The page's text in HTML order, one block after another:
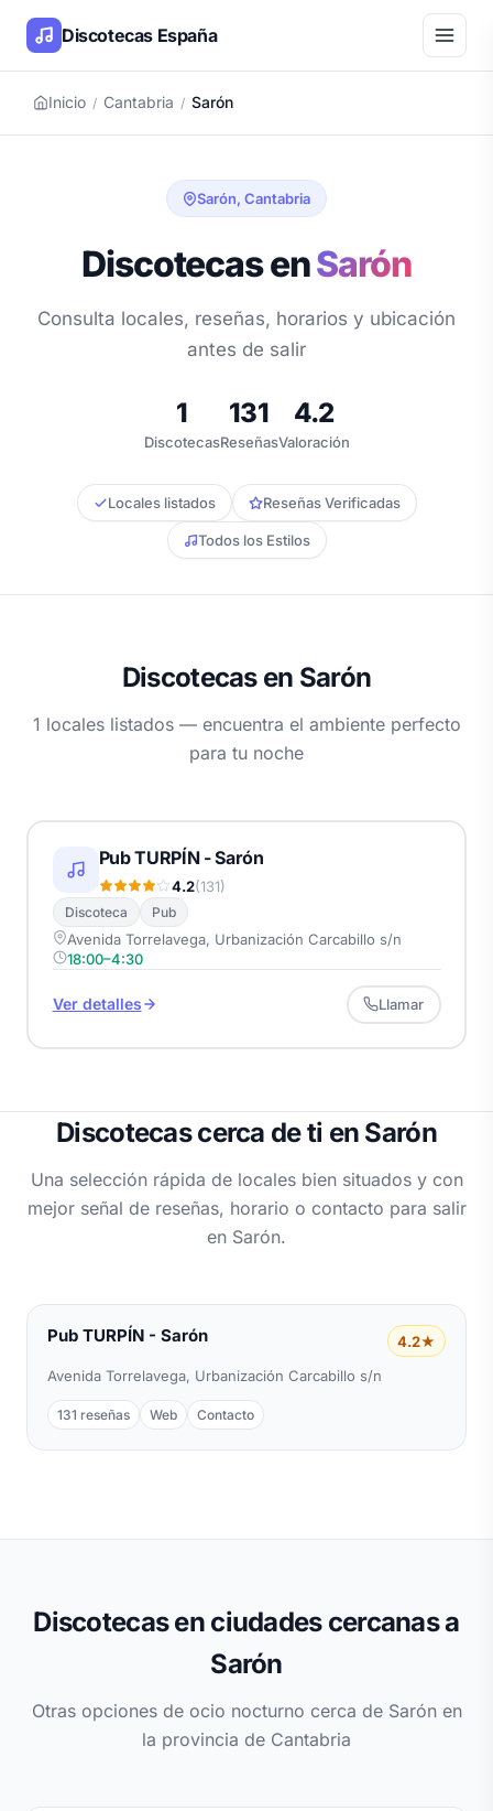
Discotecas España
Inicio / Cantabria / Sarón
Sarón, Cantabria
Discotecas enSarón
Consulta locales, reseñas, horarios y ubicación
antes de salir
1
Discotecas
131
Reseñas
4.2
Valoración
Locales listados Reseñas Verificadas
Todos los Estilos
Discotecas en Sarón
1 locales listados — encuentra el ambiente perfecto
para tu noche
Pub TURPÍN - Sarón
4.2(131)
Discoteca Pub
Avenida Torrelavega, Urbanización Carcabillo s/n
18:00–4:30
Ver detalles Llamar
Discotecas cerca de ti en Sarón
Una selección rápida de locales bien situados y con
mejor señal de reseñas, horario o contacto para salir
en Sarón.
Pub TURPÍN - Sarón
4.2★
Avenida Torrelavega, Urbanización Carcabillo s/n
131 reseñas Web Contacto
Discotecas en ciudades cercanas a
Sarón
Otras opciones de ocio nocturno cerca de Sarón en
la provincia de Cantabria